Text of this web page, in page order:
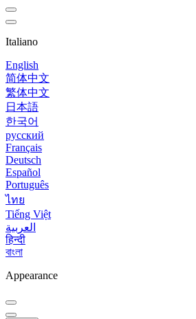
Italiano
English
简体中文
繁体中文
日本語
한국어
русский
Français
Deutsch
Español
Português
ไทย
Tiếng Việt
العربية
हिन्दी
বাংলা
Appearance